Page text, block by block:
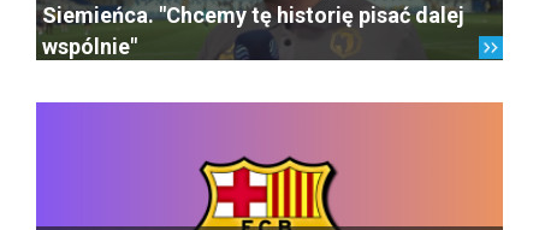
Siemieńca. "Chcemy tę historię pisać dalej
wspólnie"